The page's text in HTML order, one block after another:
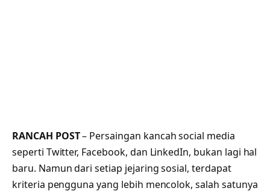
RANCAH POST– Persaingan kancah social media
seperti Twitter, Facebook, dan LinkedIn, bukan lagi hal
baru. Namun dari setiap jejaring sosial, terdapat
kriteria pengguna yang lebih mencolok, salah satunya